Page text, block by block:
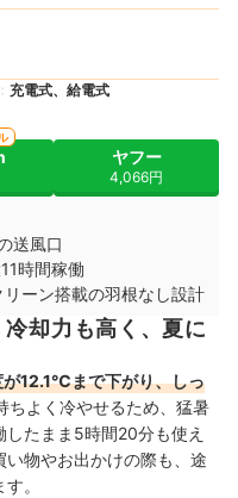
充電式、給電式
ヤフー
4,066円
送風口
時間稼働
ーン搭載の羽根なし設計
却力も高く、夏に
が12.1℃まで下がり、しっ
ちよく冷やせるため、猛暑
たまま5時間20分も使え
物やお出かけの際も、途
。